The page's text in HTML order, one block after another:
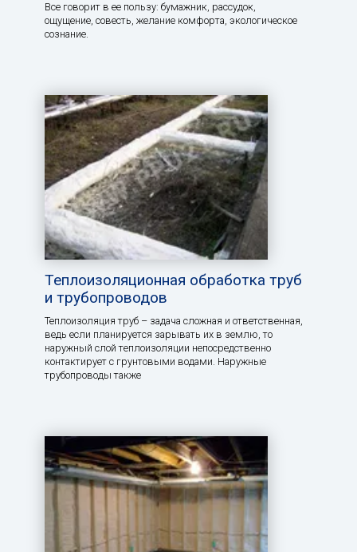
Все говорит в ее пользу: бумажник, рассудок,
ощущение, совесть, желание комфорта, экологическое
сознание.
Теплоизоляционная обработка труб
и трубопроводов
Теплоизоляция труб – задача сложная и ответственная,
ведь если планируется зарывать их в землю, то
наружный слой теплоизоляции непосредственно
контактирует с грунтовыми водами. Наружные
трубопроводы также